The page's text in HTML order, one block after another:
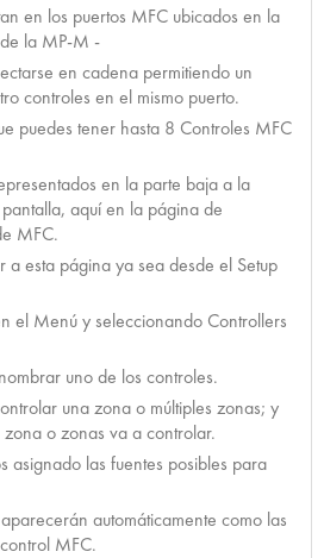
en los puertos MFC ubicados en la
la MP-M -
en cadena permitiendo un
controles en el mismo puerto.
puedes tener hasta 8 Controles MFC
en la parte baja a la
aquí en la página de
MFC.
a esta página ya sea desde el Setup
el Menú y seleccionando Controllers
uno de los controles.
una zona o múltiples zonas; y
o zonas va a controlar.
asignado las fuentes posibles para
automáticamente como las
MFC.